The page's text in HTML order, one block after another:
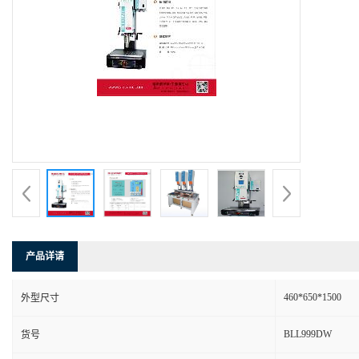
产品详请
外型尺寸 460*650*1500
货号 BLL999DW